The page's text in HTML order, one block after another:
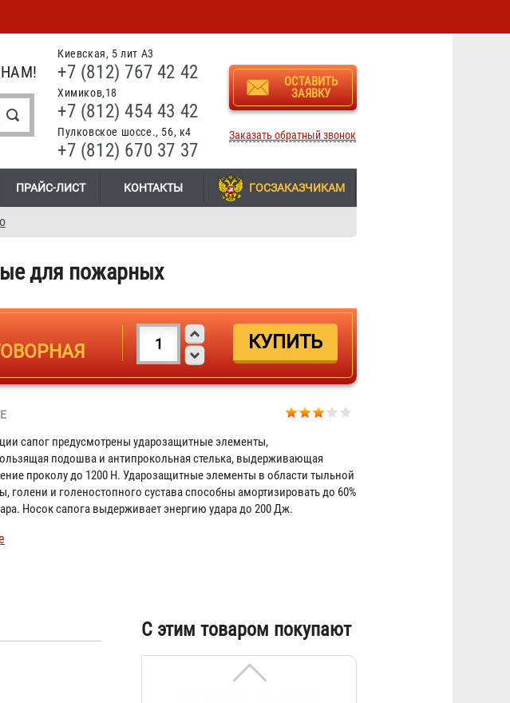
Киевская, 5 лит А3
+7 (812) 767 42 42
Химиков,18
+7 (812) 454 43 42
Пулковское шоссе., 56, к4
+7 (812) 670 37 37
ОСТАВИТЬ
ЗАЯВКУ
Заказать обратный звонок
ПРАЙС-ЛИСТ КОНТАКТЫ ГОСЗАКАЗЧИКАМ
для пожарных
сапог предусмотрены ударозащитные элементы,
подошва и антипрокольная стелька, выдерживающая
проколу до 1200 Н. Ударозащитные элементы в области тыльной
голени и голеностопного сустава способны амортизировать до 60%
Носок сапога выдерживает энергию удара до 200 Дж.
С этим товаром покупают
Договорная
Сапоги кожаные
Договорная